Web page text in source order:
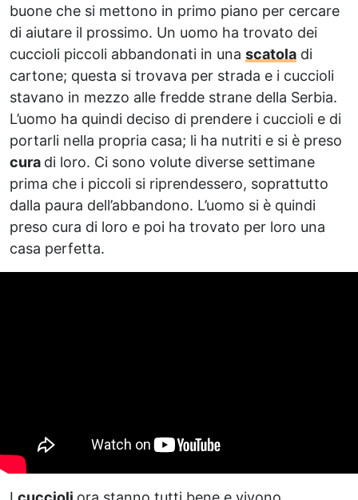
buone che si mettono in primo piano per cercare
di aiutare il prossimo. Un uomo ha trovato dei
cuccioli piccoli abbandonati in una scatola di
cartone; questa si trovava per strada e i cuccioli
stavano in mezzo alle fredde strane della Serbia.
L’uomo ha quindi deciso di prendere i cuccioli e di
portarli nella propria casa; li ha nutriti e si è preso
cura di loro. Ci sono volute diverse settimane
prima che i piccoli si riprendessero, soprattutto
dalla paura dell’abbandono. L’uomo si è quindi
preso cura di loro e poi ha trovato per loro una
casa perfetta.